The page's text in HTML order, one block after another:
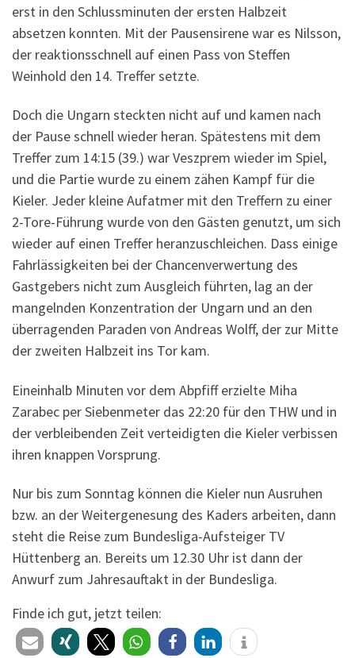
erst in den Schlussminuten der ersten Halbzeit
absetzen konnten. Mit der Pausensirene war es Nilsson,
der reaktionsschnell auf einen Pass von Steffen
Weinhold den 14. Treffer setzte.
Doch die Ungarn steckten nicht auf und kamen nach
der Pause schnell wieder heran. Spätestens mit dem
Treffer zum 14:15 (39.) war Veszprem wieder im Spiel,
und die Partie wurde zu einem zähen Kampf für die
Kieler. Jeder kleine Aufatmer mit den Treffern zu einer
2-Tore-Führung wurde von den Gästen genutzt, um sich
wieder auf einen Treffer heranzuschleichen. Dass einige
Fahrlässigkeiten bei der Chancenverwertung des
Gastgebers nicht zum Ausgleich führten, lag an der
mangelnden Konzentration der Ungarn und an den
überragenden Paraden von Andreas Wolff, der zur Mitte
der zweiten Halbzeit ins Tor kam.
Eineinhalb Minuten vor dem Abpfiff erzielte Miha
Zarabec per Siebenmeter das 22:20 für den THW und in
der verbleibenden Zeit verteidigten die Kieler verbissen
ihren knappen Vorsprung.
Nur bis zum Sonntag können die Kieler nun Ausruhen
bzw. an der Weitergenesung des Kaders arbeiten, dann
steht die Reise zum Bundesliga-Aufsteiger TV
Hüttenberg an. Bereits um 12.30 Uhr ist dann der
Anwurf zum Jahresauftakt in der Bundesliga.
Finde ich gut, jetzt teilen: